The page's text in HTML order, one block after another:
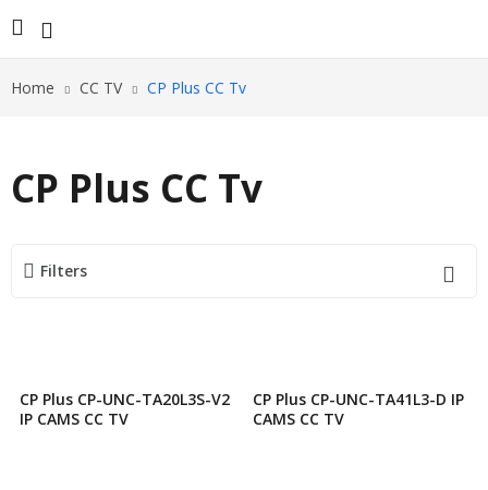
Home CC TV CP Plus CC Tv
CP Plus CC Tv
Filters
CP Plus CP-UNC-TA20L3S-V2
IP CAMS CC TV
CP Plus CP-UNC-TA41L3-D IP
CAMS CC TV